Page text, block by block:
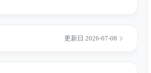
、そして母が隠していた「クレア」
更新日 2026-07-08